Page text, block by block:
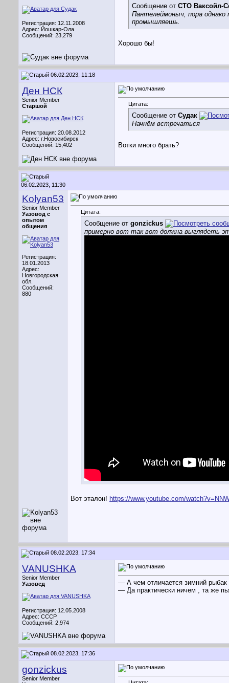
Регистрация: 12.11.2008
Адрес: Йошкар-Ола
Сообщений: 23,279
Сообщение от СТО Ваксойл-
Пантелеймоныч, пора однако
промышляешь.
Хорошо бы!
06.02.2023, 11:18
Ден НСК
Senior Member
Старшой
Регистрация: 20.08.2012
Адрес: г.Новосибирск
Сообщений: 15,402
Цитата:
Сообщение от Судак
Начнём встречаться
Вотки много брать?
06.02.2023, 11:30
Kolyan53
Senior Member
Уазовод с
опытом
общения
Регистрация:
18.01.2013
Адрес:
Новгородская
обл.
Сообщений:
880
Цитата:
Сообщение от gonzickus
примерно вот так вот должна выглядеть
Вот эталон! https://www.youtube.com/
08.02.2023, 17:34
VANUSHKA
Senior Member
Уазовед
Регистрация: 12.05.2008
Адрес: CCCР
Сообщений: 2,974
— А чем отличается зимний рыбак
— Да практически ничем , та же
08.02.2023, 17:36
gonzickus
Senior Member